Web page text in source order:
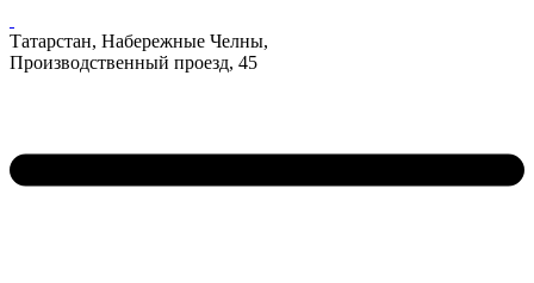
Татарстан, Набережные Челны,
Производственный проезд, 45